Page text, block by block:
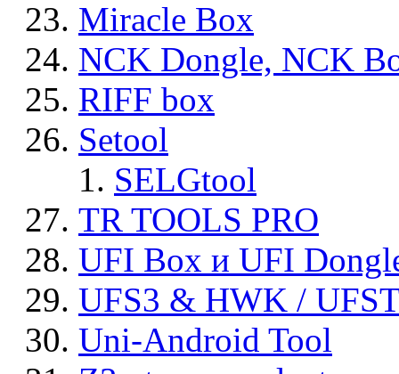
Miracle Box
NCK Dongle, NCK
RIFF box
Setool
SELGtool
TR TOOLS PRO
UFI Box и UFI
UFS3 & HWK /
Uni-Android Tool